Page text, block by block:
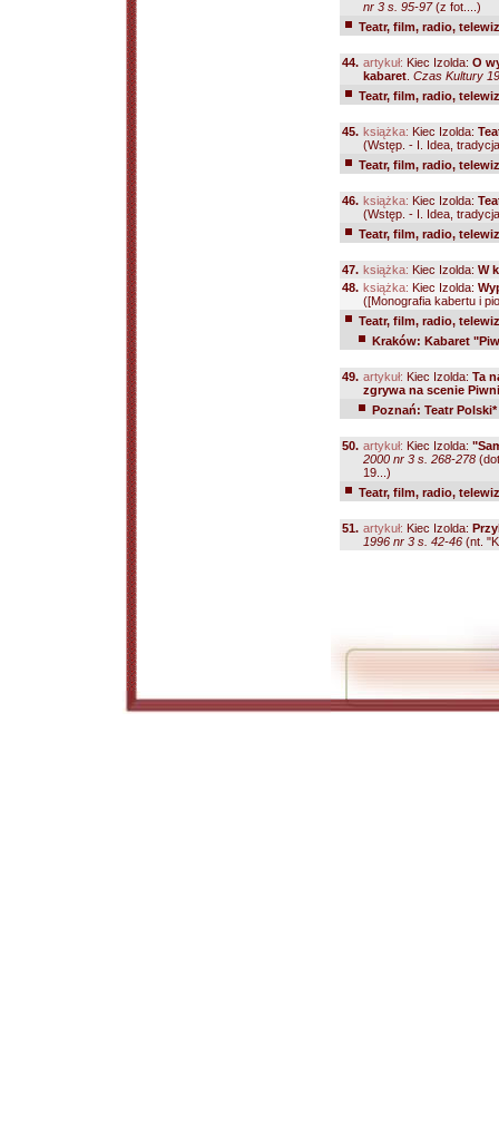
nr 3 s. 95-97(z fot....)
Teatr, film, radio,
44. artykuł: Kiec Izolda: O
kabaret Czas Kultury
Teatr, film, radio,
45. książka: Kiec Izolda:
(Wstęp. - I. Idea,
Teatr, film, radio,
46. książka: Kiec Izolda:
(Wstęp. - I. Idea,
Teatr, film, radio,
47. książka: Kiec Izolda: W
48. książka: Kiec Izolda:
([Monografia kabertu i
Teatr, film, radio,
Kraków: Kabaret
49. artykuł: Kiec Izolda: Ta
zgrywa na scenie
Poznań: Teatr Polski*
50. artykuł: Kiec Izolda:
2000 nr 3 s. 268-278
19...)
Teatr, film, radio,
51. artykuł: Kiec Izolda:
1996 nr 3 s. 42-46 (nt.